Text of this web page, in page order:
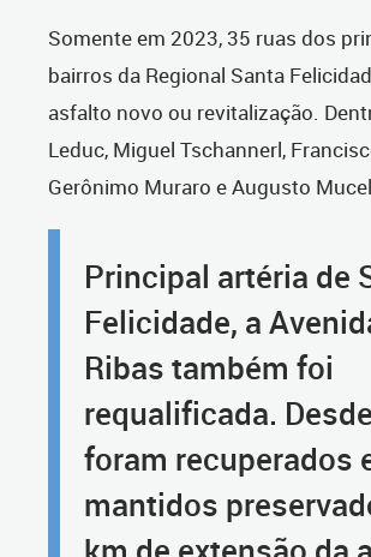
Somente em 2023, 35 ruas dos
bairros da Regional Santa
asfalto novo ou revitalização.
Leduc, Miguel Tschannerl,
Gerônimo Muraro e Augusto
Principal artéria de
Felicidade, a
Ribas também foi
requalificada.
foram recuperados
mantidos